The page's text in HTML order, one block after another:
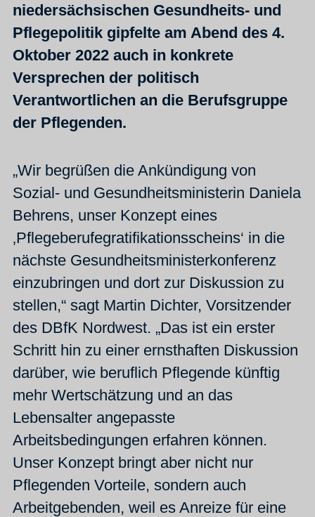
niedersächsischen Gesundheits- und
Pflegepolitik gipfelte am Abend des 4.
Oktober 2022 auch in konkrete
Versprechen der politisch
Verantwortlichen an die Berufsgruppe
der Pflegenden.
„Wir begrüßen die Ankündigung von
Sozial- und Gesundheitsministerin Daniela
Behrens, unser Konzept eines
‚Pflegeberufegratifikationsscheins‘ in die
nächste Gesundheitsministerkonferenz
einzubringen und dort zur Diskussion zu
stellen,“ sagt Martin Dichter, Vorsitzender
des DBfK Nordwest. „Das ist ein erster
Schritt hin zu einer ernsthaften Diskussion
darüber, wie beruflich Pflegende künftig
mehr Wertschätzung und an das
Lebensalter angepasste
Arbeitsbedingungen erfahren können.
Unser Konzept bringt aber nicht nur
Pflegenden Vorteile, sondern auch
Arbeitgebenden, weil es Anreize für eine